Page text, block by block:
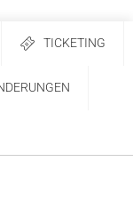
TICKETING